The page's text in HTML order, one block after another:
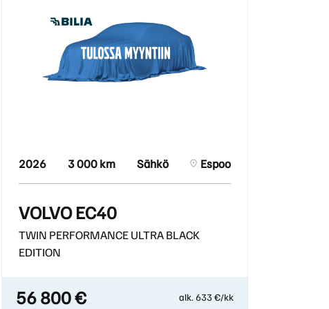
2026 3 000 km Sähkö Espoo
VOLVO EC40
TWIN PERFORMANCE ULTRA BLACK
EDITION
56 800 € alk. 633 €/kk